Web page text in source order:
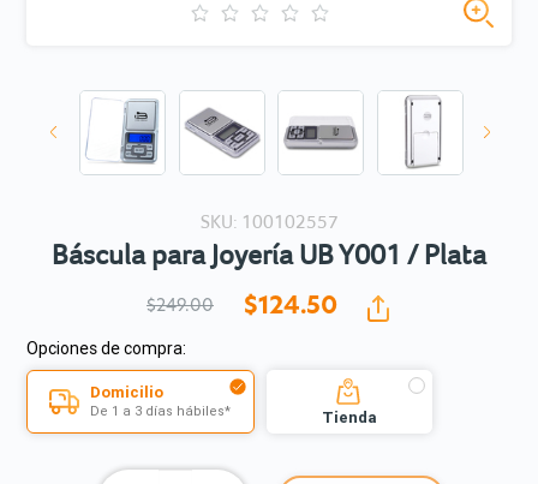
SKU: 100102557
Báscula para Joyería UB Y001 / Plata
$249.00 $124.50
Opciones de compra:
Domicilio
De 1 a 3 días hábiles* Tienda